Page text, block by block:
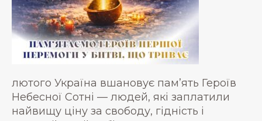
лютого Україна вшановує пам’ять Героїв
Небесної Сотні — людей, які заплатили
найвищу ціну за свободу, гідність і